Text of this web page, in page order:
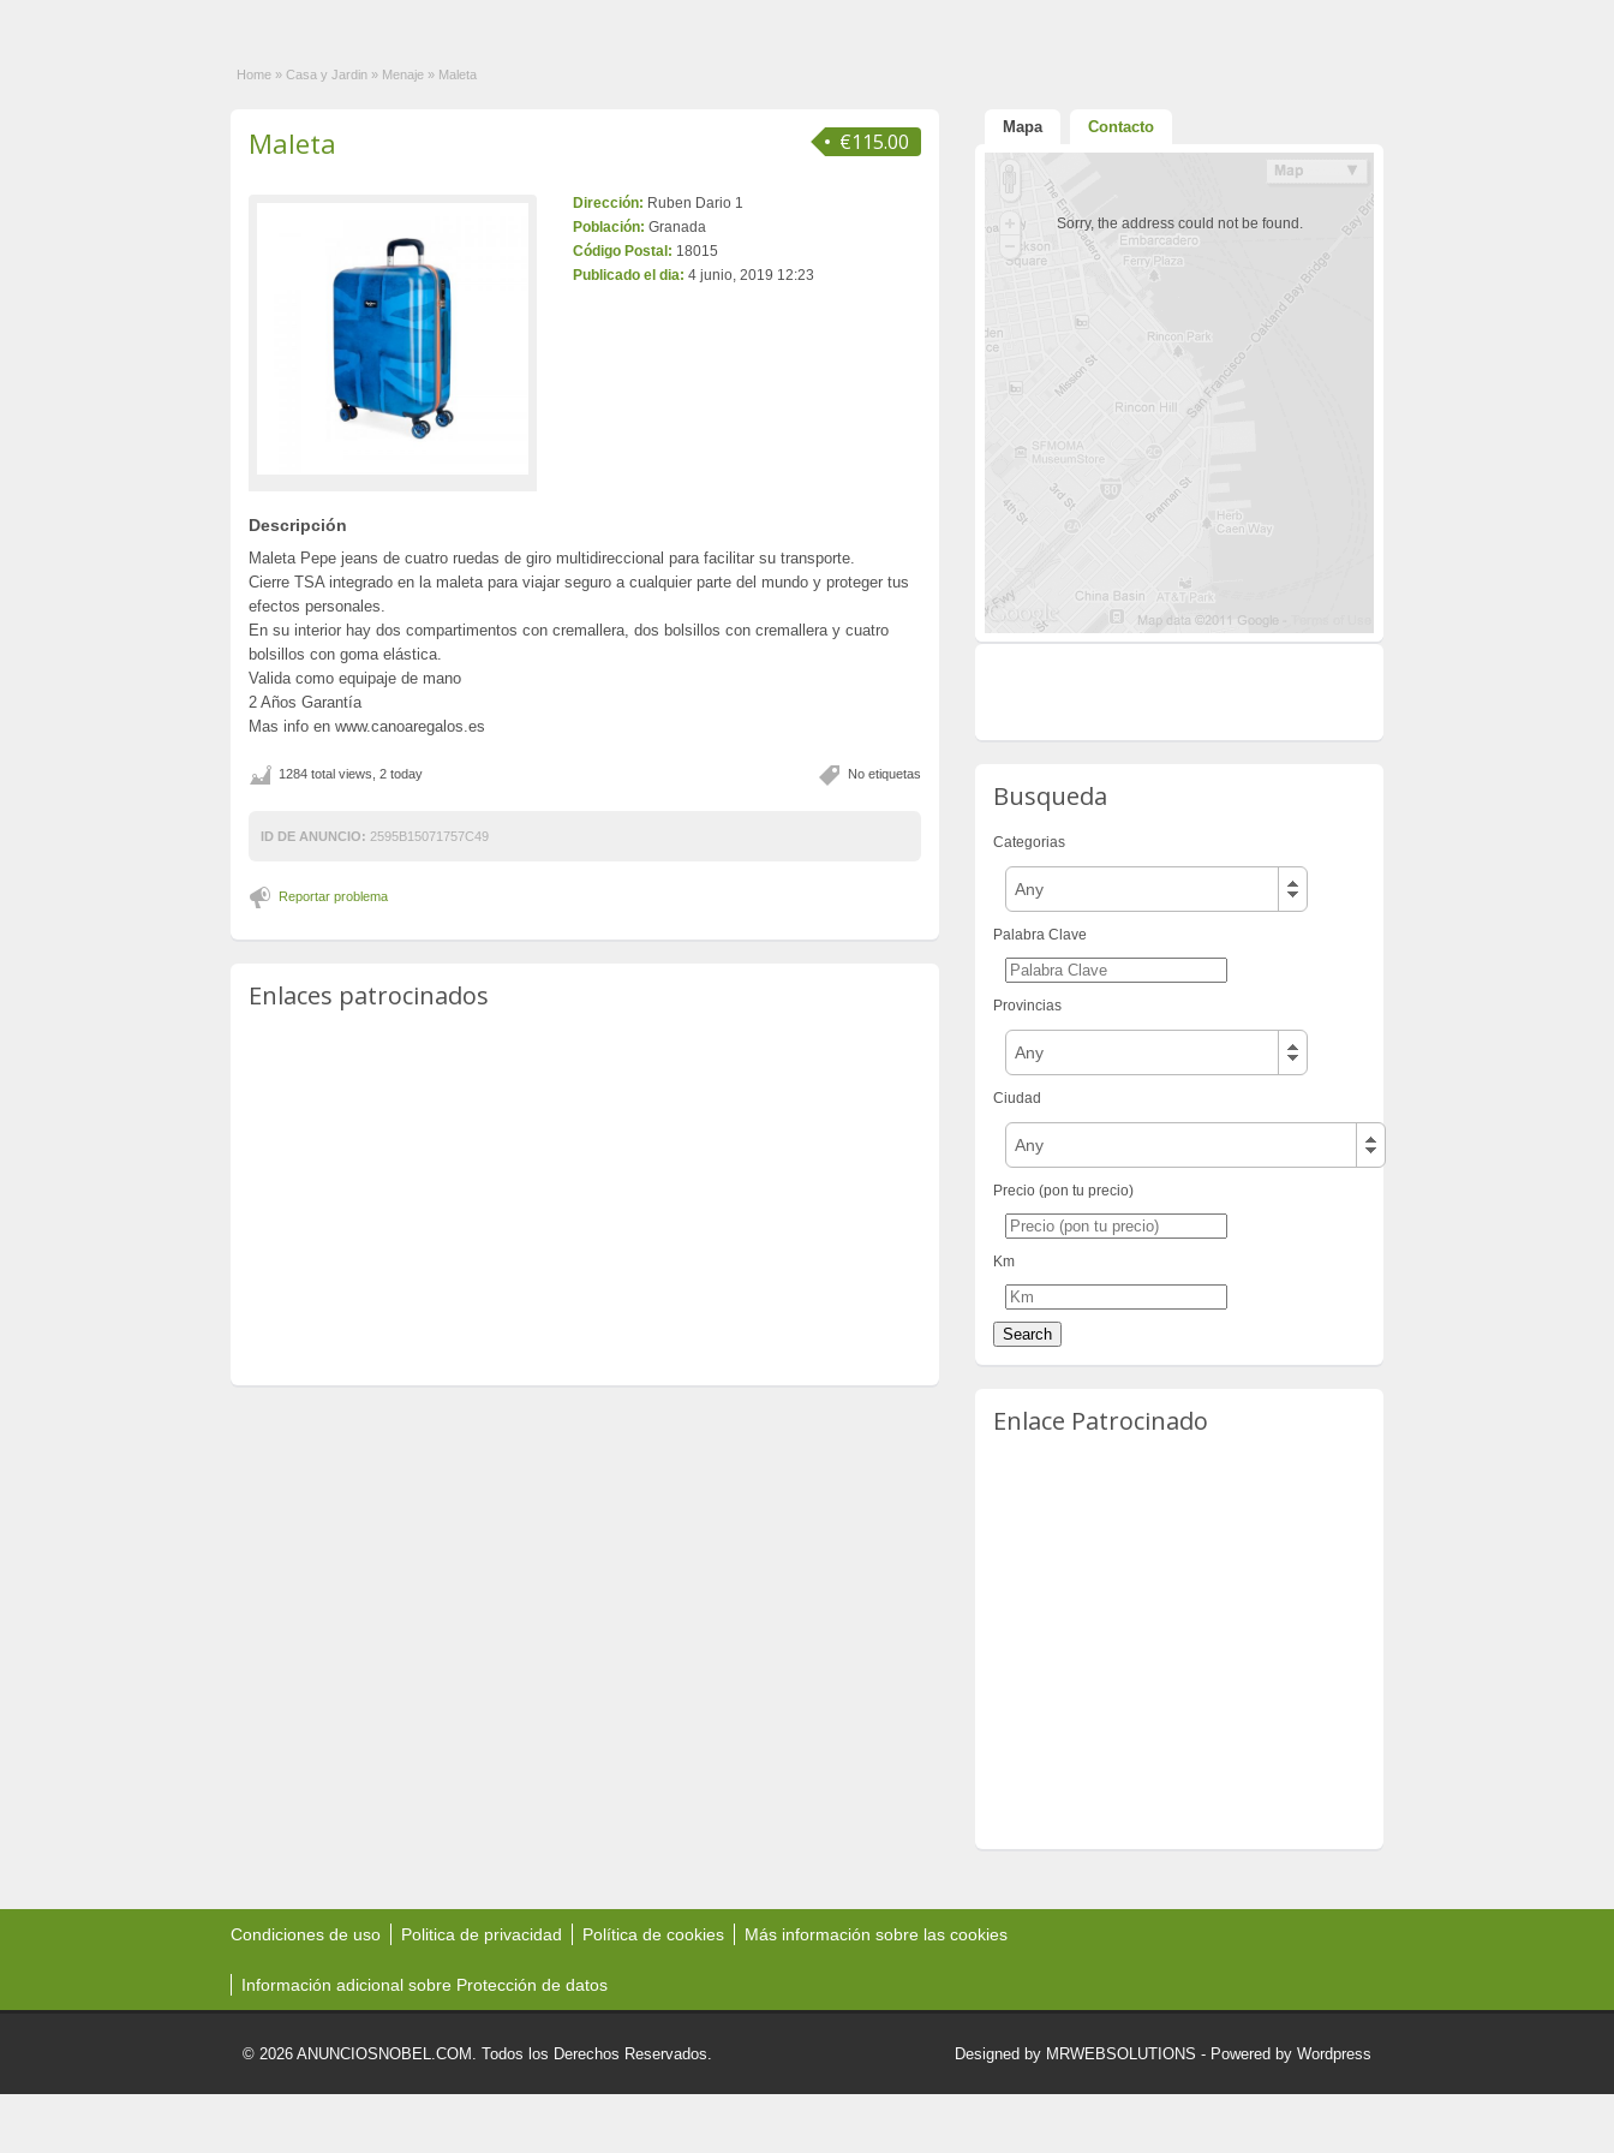
Home » Casa y Jardin » Menaje » Maleta
€115.00
Maleta
Dirección: Ruben Dario 1
Población: Granada
Código Postal: 18015
Publicado el dia: 4 junio, 2019 12:23
Descripción
Maleta Pepe jeans de cuatro ruedas de giro multidireccional para facilitar su transporte.
Cierre TSA integrado en la maleta para viajar seguro a cualquier parte del mundo y proteger tus
efectos personales.
En su interior hay dos compartimentos con cremallera, dos bolsillos con cremallera y cuatro
bolsillos con goma elástica.
Valida como equipaje de mano
2 Años Garantía
Mas info en www.canoaregalos.es
No etiquetas
1284 total views, 2 today
ID DE ANUNCIO: 2595B15071757C49
Reportar problema
Enlaces patrocinados
Mapa Contacto
Sorry, the address could not be found.
Busqueda
Categorias
Any
Palabra Clave
Provincias
Any
Ciudad
Any
Precio (pon tu precio)
Km
Enlace Patrocinado
Condiciones de uso Politica de privacidad Política de cookies Más información sobre las cookies
Información adicional sobre Protección de datos
© 2026 ANUNCIOSNOBEL.COM. Todos los Derechos Reservados. Designed by MRWEBSOLUTIONS - Powered by Wordpress